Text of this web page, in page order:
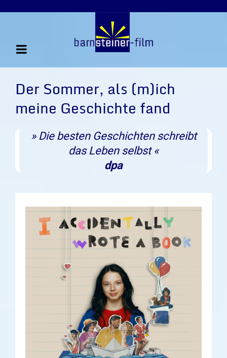
Der Sommer, als (m)ich
meine Geschichte fand
» Die besten Geschichten schreibt
das Leben selbst «
dpa